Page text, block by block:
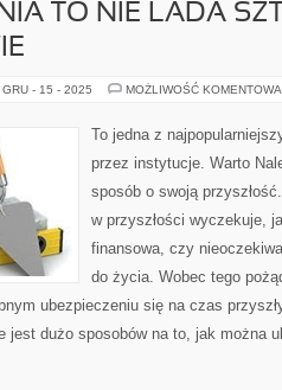
TO NIE LADA
GRU - 15 - 2025 MOŻLIWOŚĆ
To jedna z
przez instytucje. Warto
sposób o swoją
w przyszłości wyczekuje,
finansowa, czy
do życia. Wobec tego
ubezpieczeniu się na czas
jest dużo sposobów na to, jak można